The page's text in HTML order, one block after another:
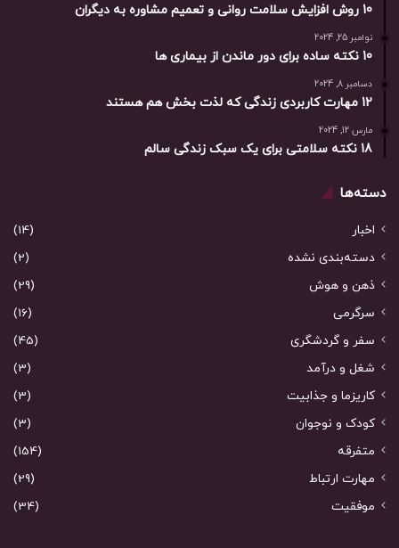
10 روش افزایش سلامت روانی و تعمیم مشاوره به دیگران
نوامبر 25, 2024
10 نکته ساده برای دور ماندن از بیماری ها
دسامبر 8, 2024
12 مهارت کاربردی زندگی که لذت بخش هم هستند
مارس 12, 2024
18 نکته سلامتی برای یک سبک زندگی سالم
دسته‌ها
اخبار
(14)
دسته‌بندی نشده
(2)
ذهن و هوش
(29)
سرگرمی
(16)
سفر و گردشگری
(45)
شغل و درآمد
(3)
کاریزما و جذابیت
(3)
کودک و نوجوان
(3)
متفرقه
(154)
مهارت ارتباط
(29)
موفقیت
(34)